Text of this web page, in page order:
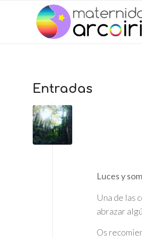
Entradas
Luces y
Una de las
abrazar
Os